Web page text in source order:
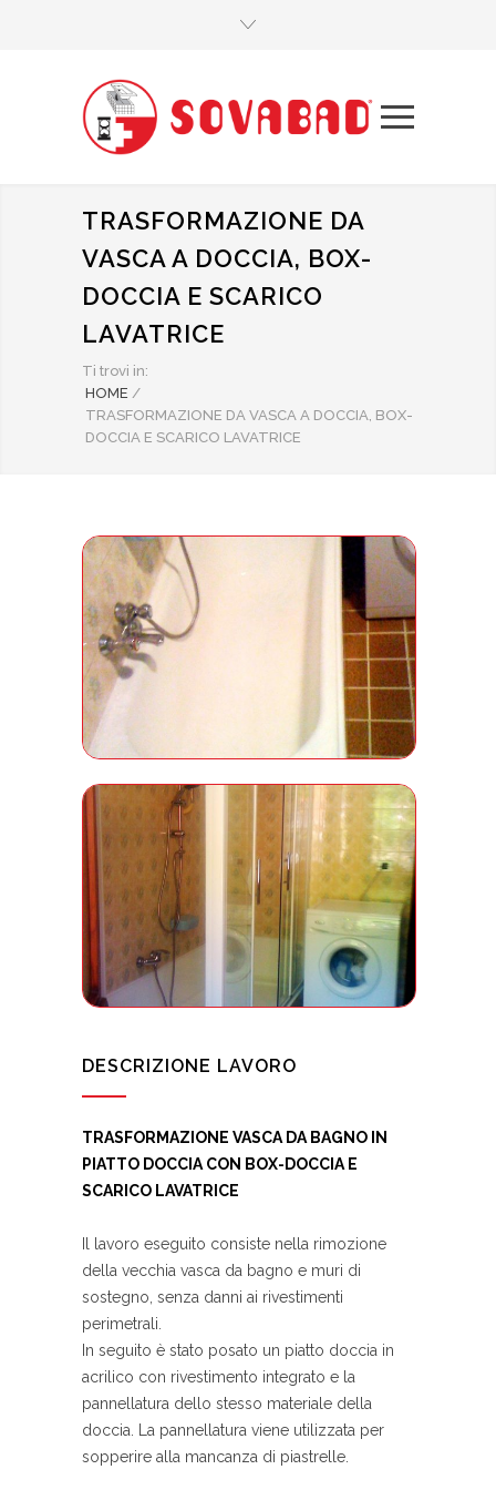
TRASFORMAZIONE DA
VASCA A DOCCIA, BOX-
DOCCIA E SCARICO
LAVATRICE
Ti trovi in:
HOME /
TRASFORMAZIONE DA VASCA A DOCCIA, BOX-
DOCCIA E SCARICO LAVATRICE
DESCRIZIONE LAVORO
TRASFORMAZIONE VASCA DA BAGNO IN
PIATTO DOCCIA CON BOX-DOCCIA E
SCARICO LAVATRICE
Il lavoro eseguito consiste nella rimozione
della vecchia vasca da bagno e muri di
sostegno, senza danni ai rivestimenti
perimetrali.
In seguito è stato posato un piatto doccia in
acrilico con rivestimento integrato e la
pannellatura dello stesso materiale della
doccia. La pannellatura viene utilizzata per
sopperire alla mancanza di piastrelle.